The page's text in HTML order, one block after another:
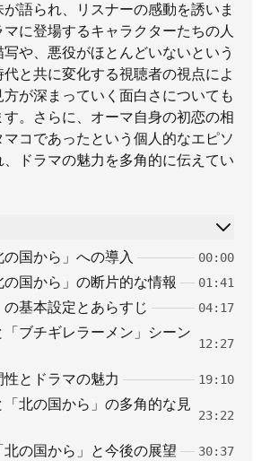
語られ、リスナーの感動を誘いま
に登場するキャラクターたちの人
や、悪役がほとんどいないという
と共に変化する視聴者の視点によ
方が深まっていく面白さについても
。さらに、オーマ自身の初恋の相
コであったという個人的なエピソ
ドラマの魅力を多角的に伝えてい
国から」への導入 00:00
の国から」の断片的な情報 01:41
の基本設定とあらすじ 04:17
「ブチギレラーメン」シーン
12:27
とドラマの魅力 19:10
北の国から」の多角的な見
23:22
の国から」と今後の展望 30:37